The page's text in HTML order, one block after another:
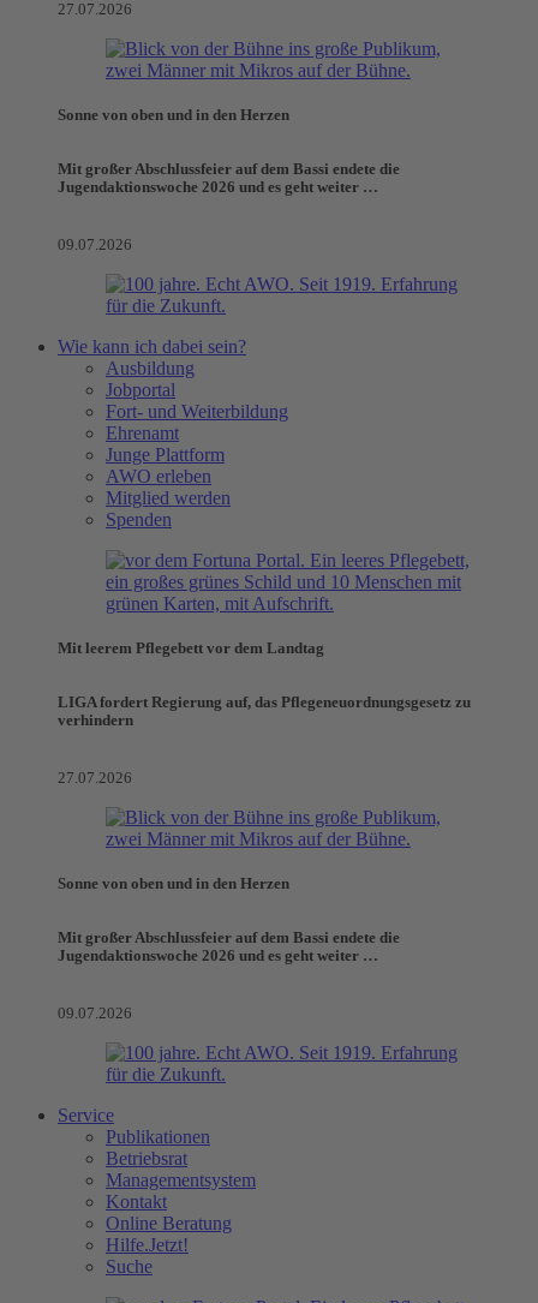
27.07.2026
Sonne von oben und in den Herzen
Mit großer Abschlussfeier auf dem Bassi endete die
Jugendaktionswoche 2026 und es geht weiter …
09.07.2026
Wie kann ich dabei sein?
Ausbildung
Jobportal
Fort- und Weiterbildung
Ehrenamt
Junge Plattform
AWO erleben
Mitglied werden
Spenden
Mit leerem Pflegebett vor dem Landtag
LIGA fordert Regierung auf, das Pflegeneuordnungsgesetz zu
verhindern
27.07.2026
Sonne von oben und in den Herzen
Mit großer Abschlussfeier auf dem Bassi endete die
Jugendaktionswoche 2026 und es geht weiter …
09.07.2026
Service
Publikationen
Betriebsrat
Managementsystem
Kontakt
Online Beratung
Hilfe.Jetzt!
Suche